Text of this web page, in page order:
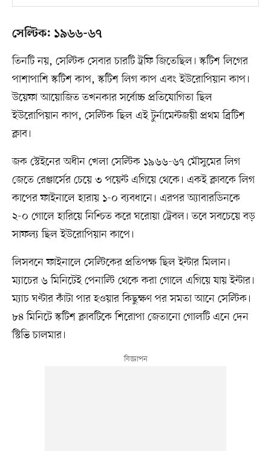
সেল্টিক: ১৯৬৬-৬৭
তিনটি নয়, সেল্টিক সেবার চারটি ট্রফি জিতেছিল। স্কটিশ লিগের
পাশাপাশি স্কটিশ কাপ, স্কটিশ লিগ কাপ এবং ইউরোপিয়ান কাপ।
উয়েফা আয়োজিত তখনকার সর্বোচ্চ প্রতিযোগিতা ছিল
ইউরোপিয়ান কাপ, সেল্টিক ছিল এই টুর্নামেন্টজয়ী প্রথম ব্রিটিশ
ক্লাব।
জক স্টেইনের অধীন খেলা সেল্টিক ১৯৬৬-৬৭ মৌসুমের লিগ
জেতে রেঞ্জার্সের চেয়ে ৩ পয়েন্ট এগিয়ে থেকে। একই ক্লাবকে লিগ
কাপের ফাইনালে হারায় ১-০ ব্যবধানে। এরপর অ্যাবারডিনকে
২-০ গোলে হারিয়ে নিশ্চিত করে ঘরোয়া ট্রেবল। তবে সবচেয়ে বড়
সাফল্য ছিল ইউরোপিয়ান কাপে।
লিসবনে ফাইনালে সেল্টিকের প্রতিপক্ষ ছিল ইন্টার মিলান।
ম্যাচের ৬ মিনিটেই পেনাল্টি থেকে করা গোলে এগিয়ে যায় ইন্টার।
ম্যাচ ঘণ্টার কাঁটা পার হওয়ার কিছুক্ষণ পর সমতা আনে সেল্টিক।
৮৪ মিনিটে স্কটিশ ক্লাবটিকে শিরোপা জেতানো গোলটি এনে দেন
স্টিভি চালমার।